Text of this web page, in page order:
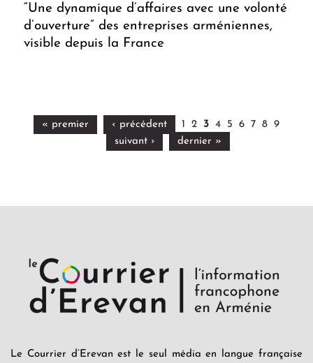
“Une dynamique d’affaires avec une volonté
d’ouverture” des entreprises arméniennes,
visible depuis la France
« premier ‹ précédent 1 2 3 4 5 6 7 8 9
suivant ›
dernier »
Le Courrier d’Erevan est le seul média en langue française